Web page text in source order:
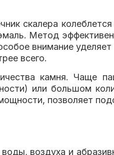
скалера
Метод
внимание
всего.
камня. Чаще
или большом
позволяет
воздуха и